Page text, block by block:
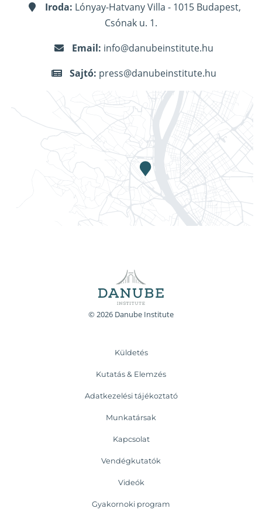
Iroda: Lónyay-Hatvany Villa - 1015 Budapest,
Csónak u. 1.
Email: info@danubeinstitute.hu
Sajtó: press@danubeinstitute.hu
© 2026 Danube Institute
Küldetés
Kutatás & Elemzés
Adatkezelési tájékoztató
Munkatársak
Kapcsolat
Vendégkutatók
Videók
Gyakornoki program